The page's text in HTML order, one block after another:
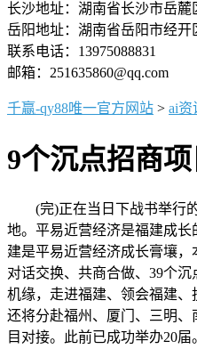
长沙地址：湖南省长沙市岳麓
岳阳地址：湖南省岳阳市经开
联系电话：13975088831
邮箱：251635860@qq.com
千赢-qy88唯一官方网站 > ai资
9个沉点招商
(完)正在当日下战书举行的
地。平易近营经济是福建成
建是平易近营经济成长膏壤，
对话交换、共商合做、39个
机缘，走进福建、领会福建
还将分赴福州、厦门、三明
目对接。此前已成功举办20